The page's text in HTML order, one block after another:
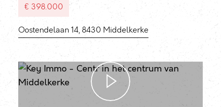
€ 398.000
Oostendelaan 14, 8430 Middelkerke